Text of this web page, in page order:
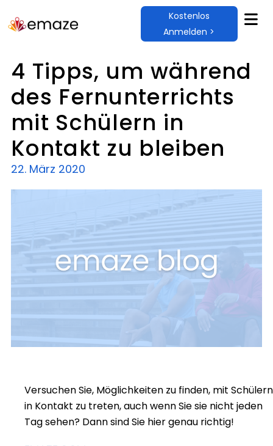
Kostenlos
Anmelden >
4 Tipps, um während
des Fernunterrichts
mit Schülern in
Kontakt zu bleiben
22. März 2020
Versuchen Sie, Möglichkeiten zu finden, mit Schülern
in Kontakt zu treten, auch wenn Sie sie nicht jeden
Tag sehen? Dann sind Sie hier genau richtig!